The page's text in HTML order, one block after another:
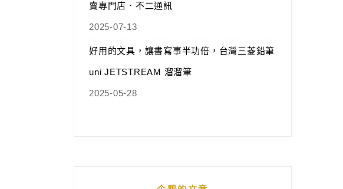
賣專門店．不二通訊
2025-07-13
好用的文具，讓書寫事半功倍，台灣三菱鉛筆
uni JETSTREAM 溜溜筆
2025-05-28